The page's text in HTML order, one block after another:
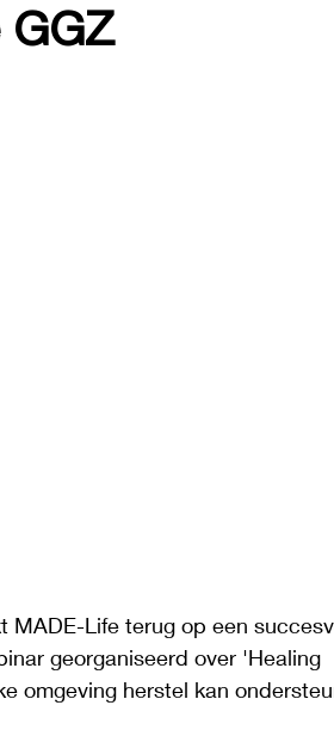
GGZ
Life terug op een
georganiseerd over 'Healing
omgeving herstel kan